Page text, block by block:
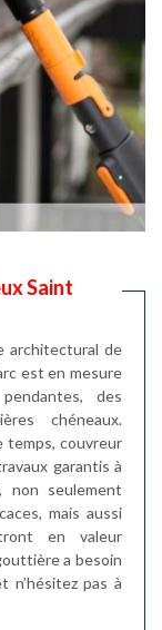
Saint
architectural de
est en mesure
des
chéneaux.
temps, couvreur
garantis à
non seulement
mais aussi
en valeur
a besoin
n’hésitez pas à